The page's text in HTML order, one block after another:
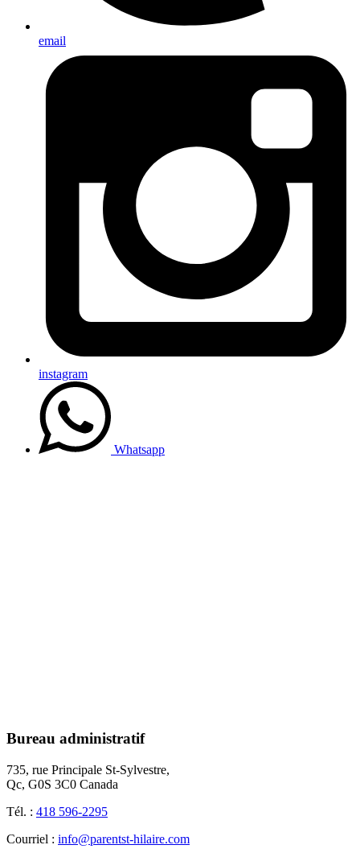
email
instagram
Whatsapp
Bureau administratif
735, rue Principale St-Sylvestre,
Qc, G0S 3C0 Canada
Tél. : 418 596-2295
Courriel : info@parentst-hilaire.com